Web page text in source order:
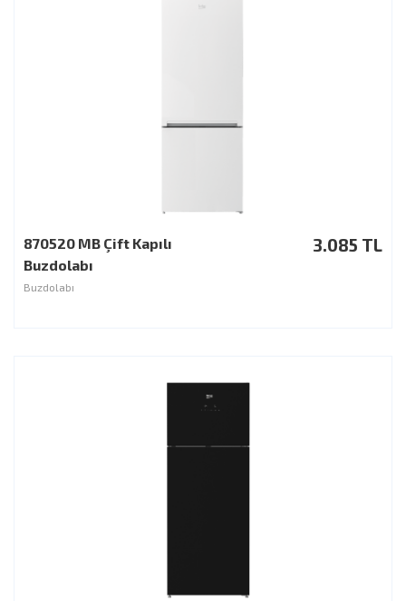
870520 MB Çift Kapılı
Buzdolabı
Buzdolabı
3.085 TL